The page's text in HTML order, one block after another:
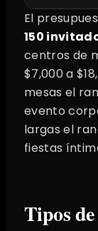
El
150
centros de
$7,000 a
mesas el
evento
largas el
fiestas
Tipos de